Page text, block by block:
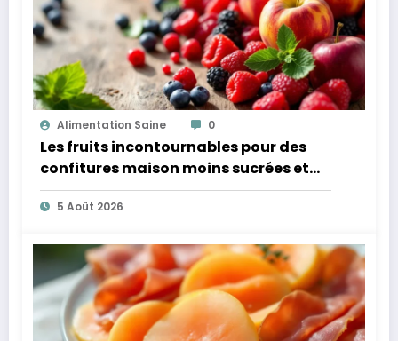
Alimentation Saine 0
Les fruits incontournables pour des
confitures maison moins sucrées et
plus légères
5 Août 2026